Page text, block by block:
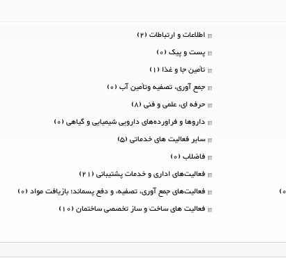
اطلاعات و ارتباطات (2)
پست و پیک (0)
تأمین جا و غذا (1)
جمع آوری، تصفیه وتأمین آب (0)
حرفه ای، علمی و فنی (8)
داروها و فراورده‌های دارویی شیمیایی و گیاهی (0)
سایر فعالیت های خدماتی (5)
فاضلاب (0)
فعالیت‌های اداری و خدمات پشتیبانی (21)
فعالیت‌های جمع آوری، تصفیه، و دفع پسماند؛ بازیافت مواد (0)
فعاليت های ساخت و ساز تخصصی ساختمان (10)